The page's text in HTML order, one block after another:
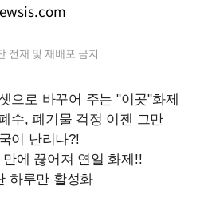
전재 및 재배포 금지